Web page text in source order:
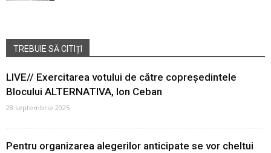
TREBUIE SĂ CITIȚI
LIVE// Exercitarea votului de către copreședintele
Blocului ALTERNATIVA, Ion Ceban
28 septembrie 2025
Pentru organizarea alegerilor anticipate se vor cheltui